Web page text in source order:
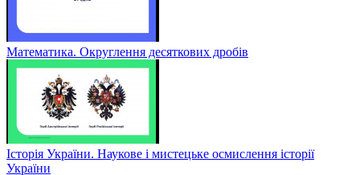
Математика. Округлення десяткових дробів
Історія України. Наукове і мистецьке осмислення історії
України